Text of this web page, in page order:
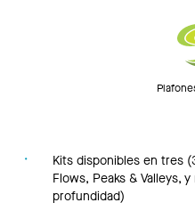
Kits disponibles en tres
Flows, Peaks & Valleys,
profundidad)